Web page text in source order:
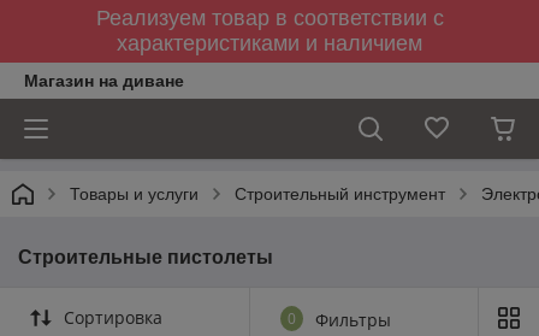
Реализуем товар в соответствии с
характеристиками и наличием
Магазин на диване
Товары и услуги Строительный инструмент
Строительные пистолеты
Сортировка 0 Фильтры